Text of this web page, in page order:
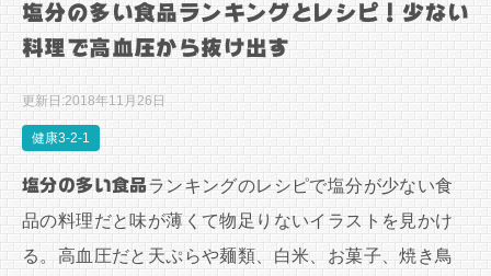
塩分の多い食品ランキングとレシピ！少ない
料理で高血圧から抜け出す
更新日:2018年11月26日
健康3-2-1
塩分の多い食品ランキングのレシピで塩分が少ない食
品の料理だと味が薄くて物足りないイラストを見かけ
る。高血圧だと天ぷらや麺類、白米、お菓子、焼き鳥